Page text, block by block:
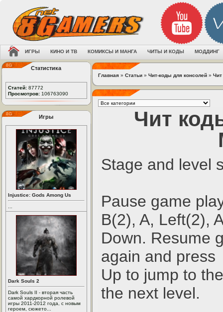
ИГРЫ КИНО И ТВ КОМИКСЫ И МАНГА ЧИТЫ И КОДЫ МОДДИНГ
Статистика
Статей: 87772
Просмотров: 106763090
Игры
Injustice: Gods Among Us
Dark Souls 2
Dark Souls II - вторая часть
самой хардкорной ролевой
игры 2011-2012 года, с новым
героем, сюжето...
Главная » Статьи » Чит-коды для консолей » Чит
Чит
Stage and level
Pause game
B(2), A, Left(2),
Down. Resume
again and press
Up to jump to
the next level.